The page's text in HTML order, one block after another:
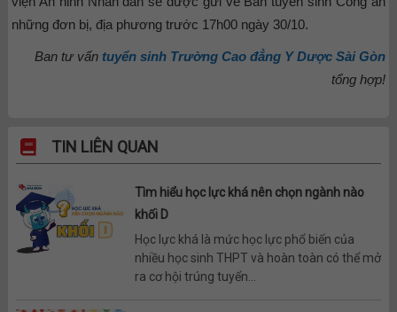
những đơn bị, địa phương trước 17h00 ngày 30/10.
Ban tư vấn tuyển sinh Trường Cao đẳng Y Dược Sài Gòn
tổng hợp!
TIN LIÊN QUAN
Tìm hiểu học lực khá nên chọn ngành nào
khối D
Học lực khá là mức học lực phổ biến của
nhiều học sinh THPT và hoàn toàn có thể mở
ra cơ hội trúng tuyển...